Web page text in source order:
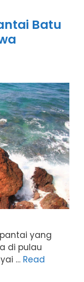
Batu
yang
di pulau
… Read